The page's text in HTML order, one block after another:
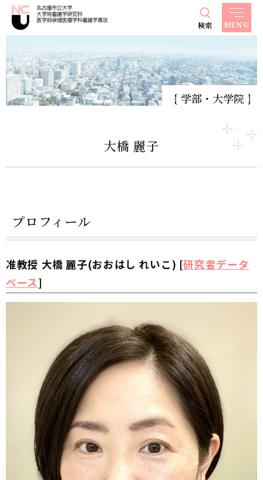
ロ
ー
バ
ル
へ
文
へ
ー
カ
ル
ナ
ッ
タ
ー
へ
検索 MENU
学部・大学院
大橋 麗子
プロフィール
准教授 大橋 麗子(おおはし れいこ) [研究者データ
ベース]